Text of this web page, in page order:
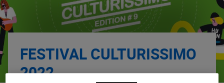
FESTIVAL CULTURISSIMO
2022